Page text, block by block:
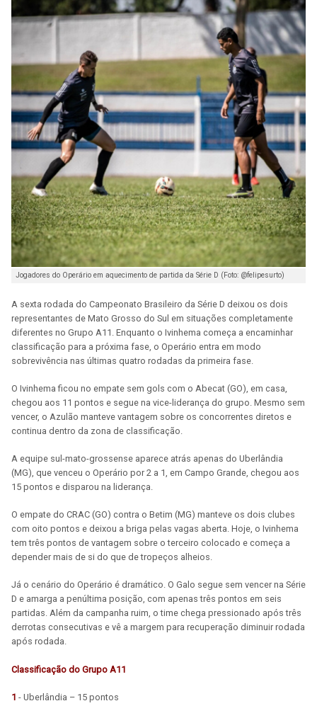
Jogadores do Operário em aquecimento de partida da Série D (Foto: @felipesurto)
A sexta rodada do Campeonato Brasileiro da Série D deixou os dois
representantes de Mato Grosso do Sul em situações completamente
diferentes no Grupo A11. Enquanto o Ivinhema começa a encaminhar
classificação para a próxima fase, o Operário entra em modo
sobrevivência nas últimas quatro rodadas da primeira fase.
O Ivinhema ficou no empate sem gols com o Abecat (GO), em casa,
chegou aos 11 pontos e segue na vice-liderança do grupo. Mesmo sem
vencer, o Azulão manteve vantagem sobre os concorrentes diretos e
continua dentro da zona de classificação.
A equipe sul-mato-grossense aparece atrás apenas do Uberlândia
(MG), que venceu o Operário por 2 a 1, em Campo Grande, chegou aos
15 pontos e disparou na liderança.
O empate do CRAC (GO) contra o Betim (MG) manteve os dois clubes
com oito pontos e deixou a briga pelas vagas aberta. Hoje, o Ivinhema
tem três pontos de vantagem sobre o terceiro colocado e começa a
depender mais de si do que de tropeços alheios.
Já o cenário do Operário é dramático. O Galo segue sem vencer na Série
D e amarga a penúltima posição, com apenas três pontos em seis
partidas. Além da campanha ruim, o time chega pressionado após três
derrotas consecutivas e vê a margem para recuperação diminuir rodada
após rodada.
Classificação do Grupo A11
1 - Uberlândia – 15 pontos